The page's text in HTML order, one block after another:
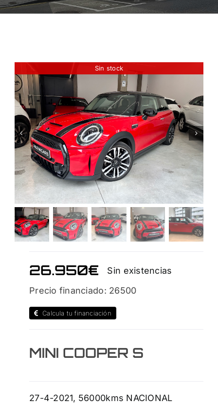
Sin stock
26.950€
Sin existencias
Precio financiado: 26500
Calcula tu financiación
MINI COOPER S
27-4-2021, 56000kms NACIONAL